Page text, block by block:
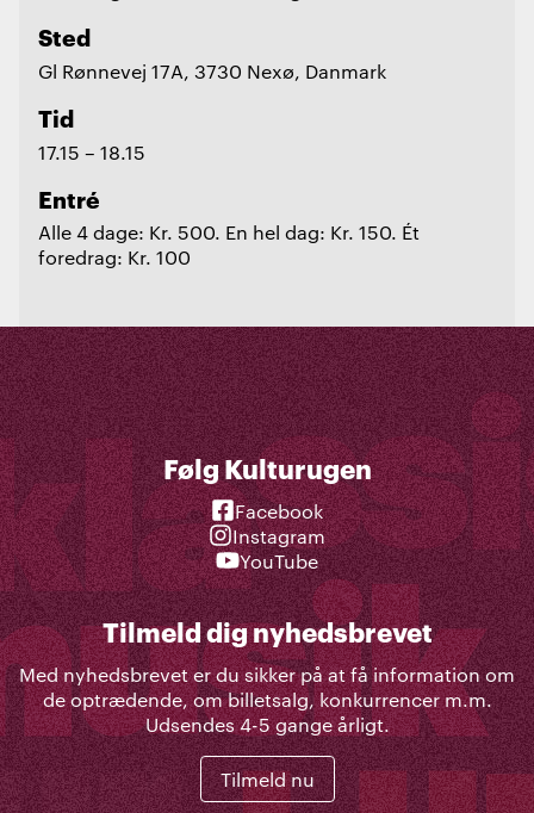
Sted
Gl Rønnevej 17A, 3730 Nexø, Danmark
Tid
17.15 – 18.15
Entré
Alle 4 dage: Kr. 500. En hel dag: Kr. 150. Ét
foredrag: Kr. 100
Følg Kulturugen
Facebook
Instagram
YouTube
Tilmeld dig nyhedsbrevet
Med nyhedsbrevet er du sikker på at få information om
de optrædende, om billetsalg, konkurrencer m.m.
Udsendes 4-5 gange årligt.
Tilmeld nu